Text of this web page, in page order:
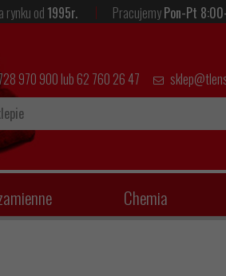
rynku od 1995r. PracujemyPon-Pt
970 900 lub 62 760 26 47
Chemia